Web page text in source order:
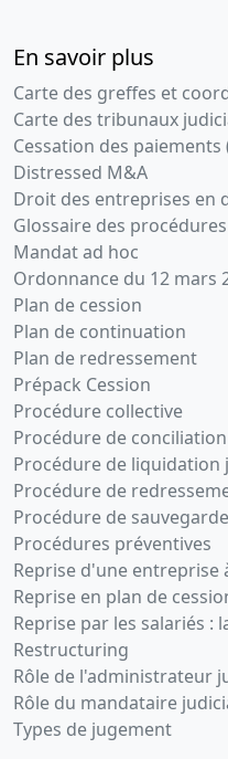
En savoir plus
Carte des greffes et
Carte des tribunaux
Cessation des
Distressed M&A
Droit des entreprises en
Glossaire des
Mandat ad hoc
Ordonnance du 12 mars
Plan de cession
Plan de continuation
Plan de redressement
Prépack Cession
Procédure collective
Procédure de conciliation
Procédure de liquidation
Procédure de
Procédure de sauvegarde
Procédures préventives
Reprise d'une entreprise
Reprise en plan de
Reprise par les salariés :
Restructuring
Rôle de l'administrateur
Rôle du mandataire
Types de jugement